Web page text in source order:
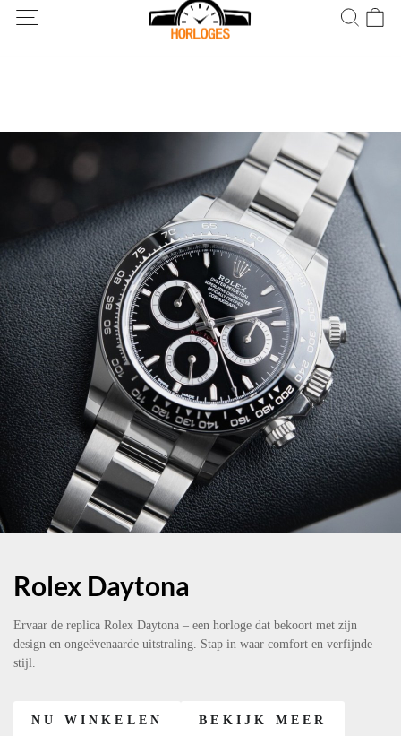
Wereldwijde verzending! Levering binnen 5 tot 20 dagen. Niet
tevreden? Retourneer binnen 30 dagen.
Rolex Daytona
Ervaar de replica Rolex Daytona – een horloge dat bekoort met zijn
design en ongeëvenaarde uitstraling. Stap in waar comfort en verfijnde
stijl.
NU WINKELEN BEKIJK MEER